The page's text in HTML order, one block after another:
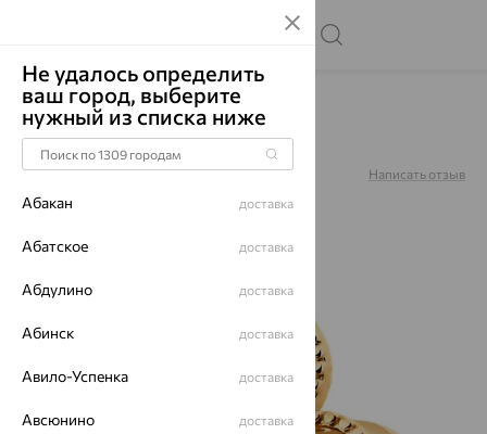
Главная Каталог Кольца Без вставок
Кольцо, золото, 019882
Артикул:019882 Написать отзыв
Не удалось определить
ваш город, выберите
нужный из списка ниже
Абакан доставка
Абатское доставка
Абдулино доставка
Абинск доставка
Авило-Успенка доставка
Авсюнино доставка